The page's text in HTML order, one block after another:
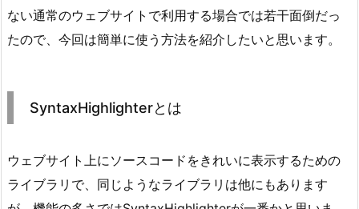
ない通常のウェブサイトで利用する場合では若干面倒だっ
たので、今回は簡単に使う方法を紹介したいと思います。
SyntaxHighlighterとは
ウェブサイト上にソースコードをきれいに表示するための
ライブラリで、同じようなライブラリは他にもあります